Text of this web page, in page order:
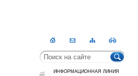
ГлавнаяКонтактыКарта
сайта
RSS
ИНФОРМАЦИОННАЯ ЛИНИЯ